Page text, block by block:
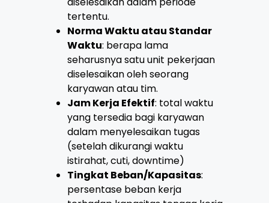
tertentu.
Norma Waktu atau Standar
Waktu: berapa lama
seharusnya satu unit pekerjaan
diselesaikan oleh seorang
karyawan atau tim.
Jam Kerja Efektif: total waktu
yang tersedia bagi karyawan
dalam menyelesaikan tugas
(setelah dikurangi waktu
istirahat, cuti, downtime)
Tingkat Beban/Kapasitas:
persentase beban kerja